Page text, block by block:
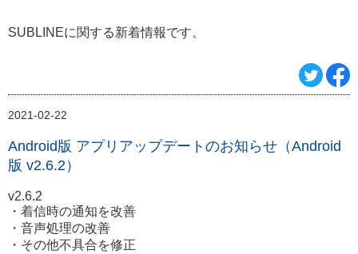
SUBLINEに関する新着情報です。
2021-02-22
Android版 アプリアップデートのお知らせ（Android
版 v2.6.2）
v2.6.2
・着信時の通知を改善
・音声処理の改善
・その他不具合を修正